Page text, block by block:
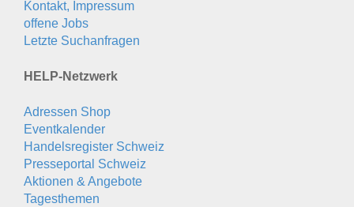
Kontakt, Impressum
offene Jobs
Letzte Suchanfragen
HELP-Netzwerk
Adressen Shop
Eventkalender
Handelsregister Schweiz
Presseportal Schweiz
Aktionen & Angebote
Tagesthemen